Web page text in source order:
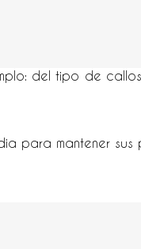
del tipo de
para mantener sus